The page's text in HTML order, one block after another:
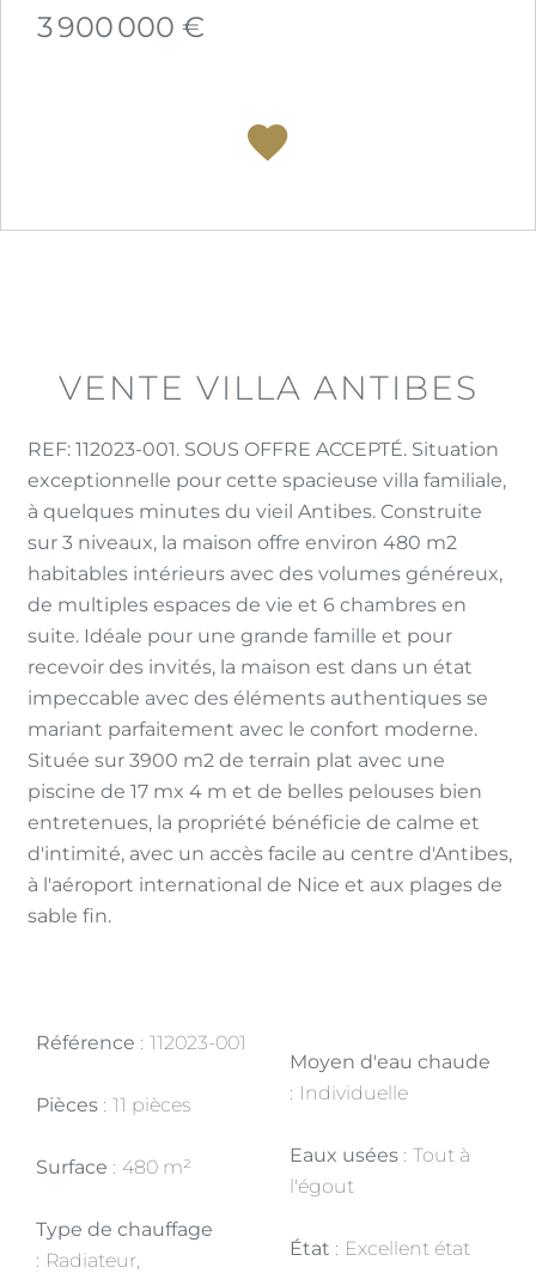
3 900 000 €
VENTE VILLA ANTIBES
REF: 112023-001. SOUS OFFRE ACCEPTÉ. Situation
exceptionnelle pour cette spacieuse villa familiale,
à quelques minutes du vieil Antibes. Construite
sur 3 niveaux, la maison offre environ 480 m2
habitables intérieurs avec des volumes généreux,
de multiples espaces de vie et 6 chambres en
suite. Idéale pour une grande famille et pour
recevoir des invités, la maison est dans un état
impeccable avec des éléments authentiques se
mariant parfaitement avec le confort moderne.
Située sur 3900 m2 de terrain plat avec une
piscine de 17 mx 4 m et de belles pelouses bien
entretenues, la propriété bénéficie de calme et
d'intimité, avec un accès facile au centre d'Antibes,
à l'aéroport international de Nice et aux plages de
sable fin.
Référence 112023-001
Pièces 11 pièces
Surface 480 m²
Type de chauffage
Radiateur,
Moyen d'eau chaude
Individuelle
Eaux usées
Tout à
l'égout
État Excellent état